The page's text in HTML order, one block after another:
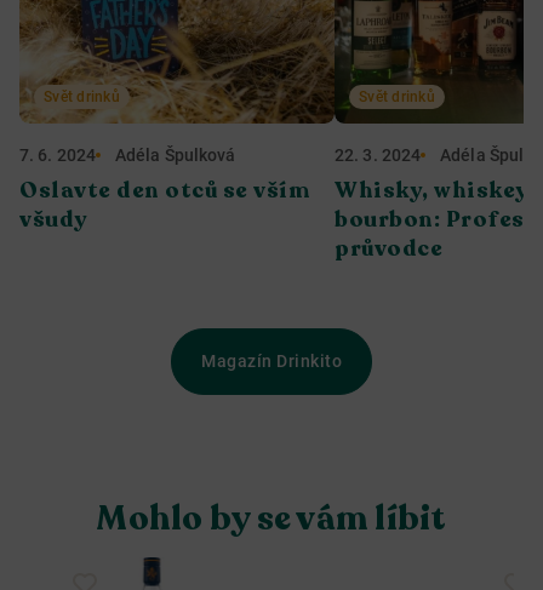
Svět drinků
7. 6. 2024 Adéla Špulková
Oslavte den otců se vším
všudy
Svět drinků
22. 3. 2024 Adéla
Whisky, whiskey
bourbon:
průvodce
Magazín Drinkito
Mohlo by se vám líbit